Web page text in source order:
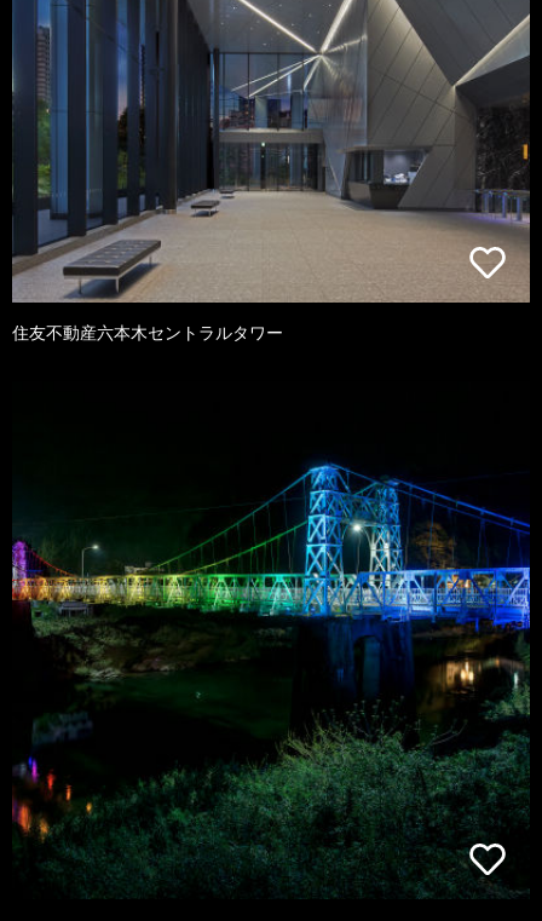
住友不動産六本木セントラルタワー